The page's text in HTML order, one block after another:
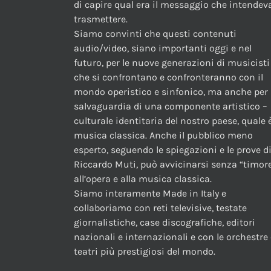
di capire qual era il messaggio che
trasmettere.
Siamo convinti che questi contenuti
audio/video, siano importanti oggi e nel
futuro, per le nuove generazioni di musicisti
che si confrontano e confronteranno con il
mondo operistico e sinfonico, ma anche per
salvaguardia di una componente artistico –
culturale identitaria del nostro paese, quale
musica classica. Anche il pubblico meno
esperto, seguendo le spiegazioni e le prove di
Riccardo Muti, può avvicinarsi senza
all’opera e alla musica classica.
Siamo interamente Made in Italy e
collaboriamo con reti televisive, testate
giornalistiche, case discografiche, editori
nazionali e internazionali e con le orchestre
teatri più prestigiosi del mondo.